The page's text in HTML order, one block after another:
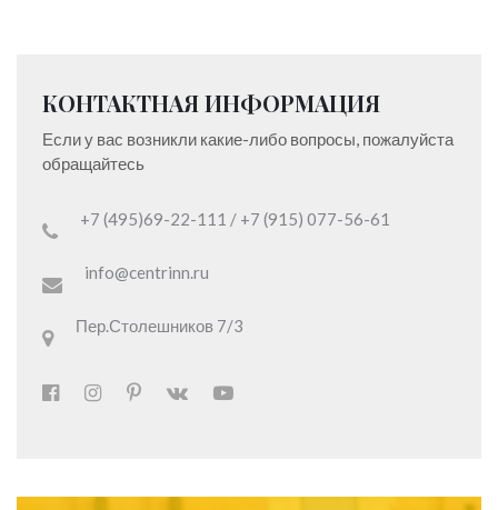
КОНТАКТНАЯ ИНФОРМАЦИЯ
Если у вас возникли какие-либо вопросы, пожалуйста
обращайтесь
+7 (495)69-22-111 / +7 (915) 077-56-61
info@centrinn.ru
Пер.Столешников 7/3